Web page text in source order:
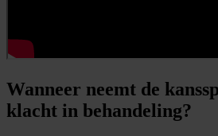
Wanneer neemt de
klacht in behandeling?